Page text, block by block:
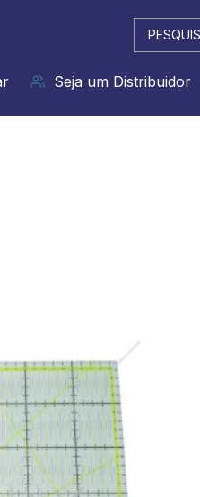
Pesquisar
...
Seja um Distribuidor